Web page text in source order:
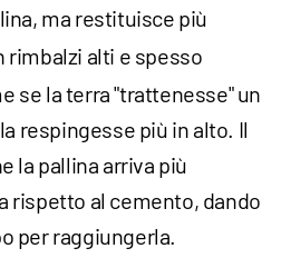
ma restituisce più
rimbalzi alti e spesso
se la terra "trattenesse" un
respingesse più in alto. Il
la pallina arriva più
rispetto al cemento, dando
per raggiungerla.